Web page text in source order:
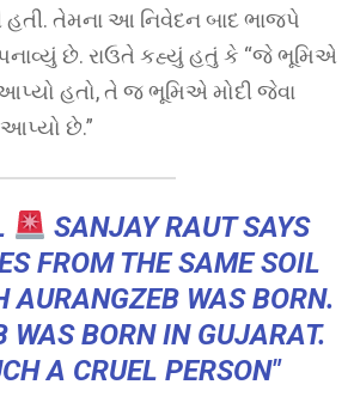
હતી. તેમના આ નિવેદન બાદ ભાજપે
છે. રાઉતે કહ્યું હતું કે “જે ભૂમિએ
હતો, તે જ ભૂમિએ મોદી જેવા
છે.”
SANJAY RAUT SAYS
FROM THE SAME SOIL
AURANGZEB WAS BORN.
WAS BORN IN GUJARAT.
A CRUEL PERSON"